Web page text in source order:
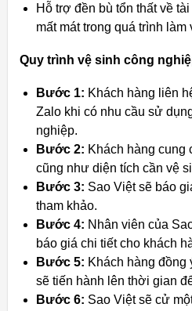
Hỗ trợ đền bù tổn thất về
mất mát trong quá trình làm
Quy trình vệ sinh công
Bước 1: Khách hàng liên
Zalo khi có nhu cầu sử
nghiệp.
Bước 2: Khách hàng cung
cũng như diện tích cần vệ
Bước 3: Sao Việt sẽ báo
tham khảo.
Bước 4: Nhân viên của
báo giá chi tiết cho khách
Bước 5: Khách hàng
sẽ tiến hành lên thời gian
Bước 6: Sao Việt sẽ cử